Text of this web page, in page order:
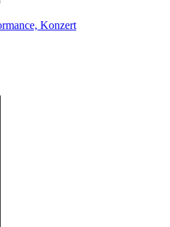
Konzert